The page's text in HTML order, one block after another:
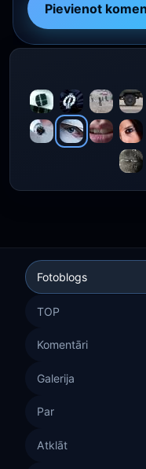
Pievienot
Fotoblogs
TOP
Komentāri
Galerija
Par
Atklāt